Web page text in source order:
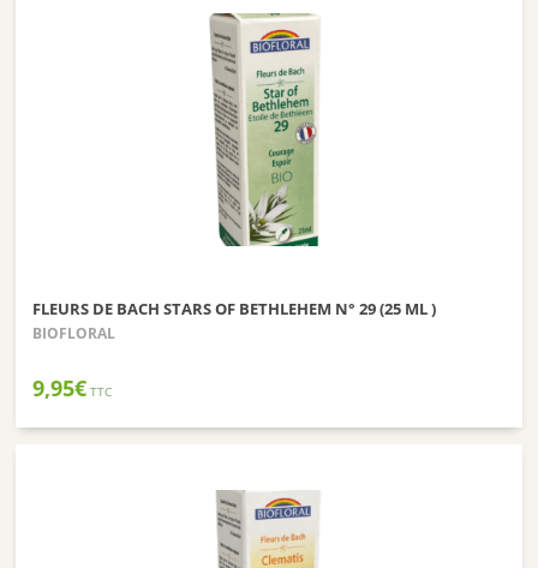
FLEURS DE BACH STARS OF BETHLEHEM N° 29 (25 ML )
BIOFLORAL
9,95€ TTC